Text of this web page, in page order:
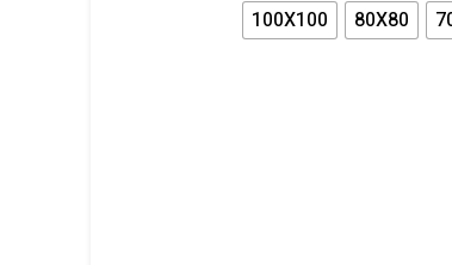
80X80
100X100